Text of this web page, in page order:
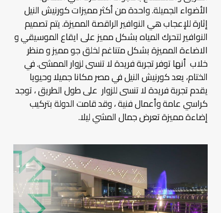
الأضواء الجميلة. واحدة من أكثر مميزات كورنيش النيل
إثارة للإعجاب هي النوافير الراقصة المميزة. يتم تصميم
النوافير لتحرك المياه بشكل مميز على ايقاع الموسيقي و
الاضاءة المميزة بشكل متناغم لخلق جو مميز و منظر
خلاب أنها توفر تجربة فريدة لا تنسى لزوار الممشى. في
الختام، يعد كورنيش النيل في مصر مكانا جميلا وحيويا
يقدم تجربة فريدة لا تنسى للزوار على طول الطريق ، توجد
كراسي عامة وأعمال فنية ، وقد قامت الدولة بتركيب
إضاءة مميزة تعرض جمال المشي ليلا.